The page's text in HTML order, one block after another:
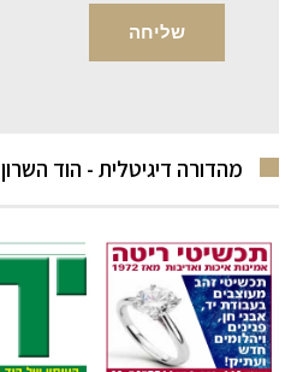
מהדורה דיגיטלית - הוד השרון